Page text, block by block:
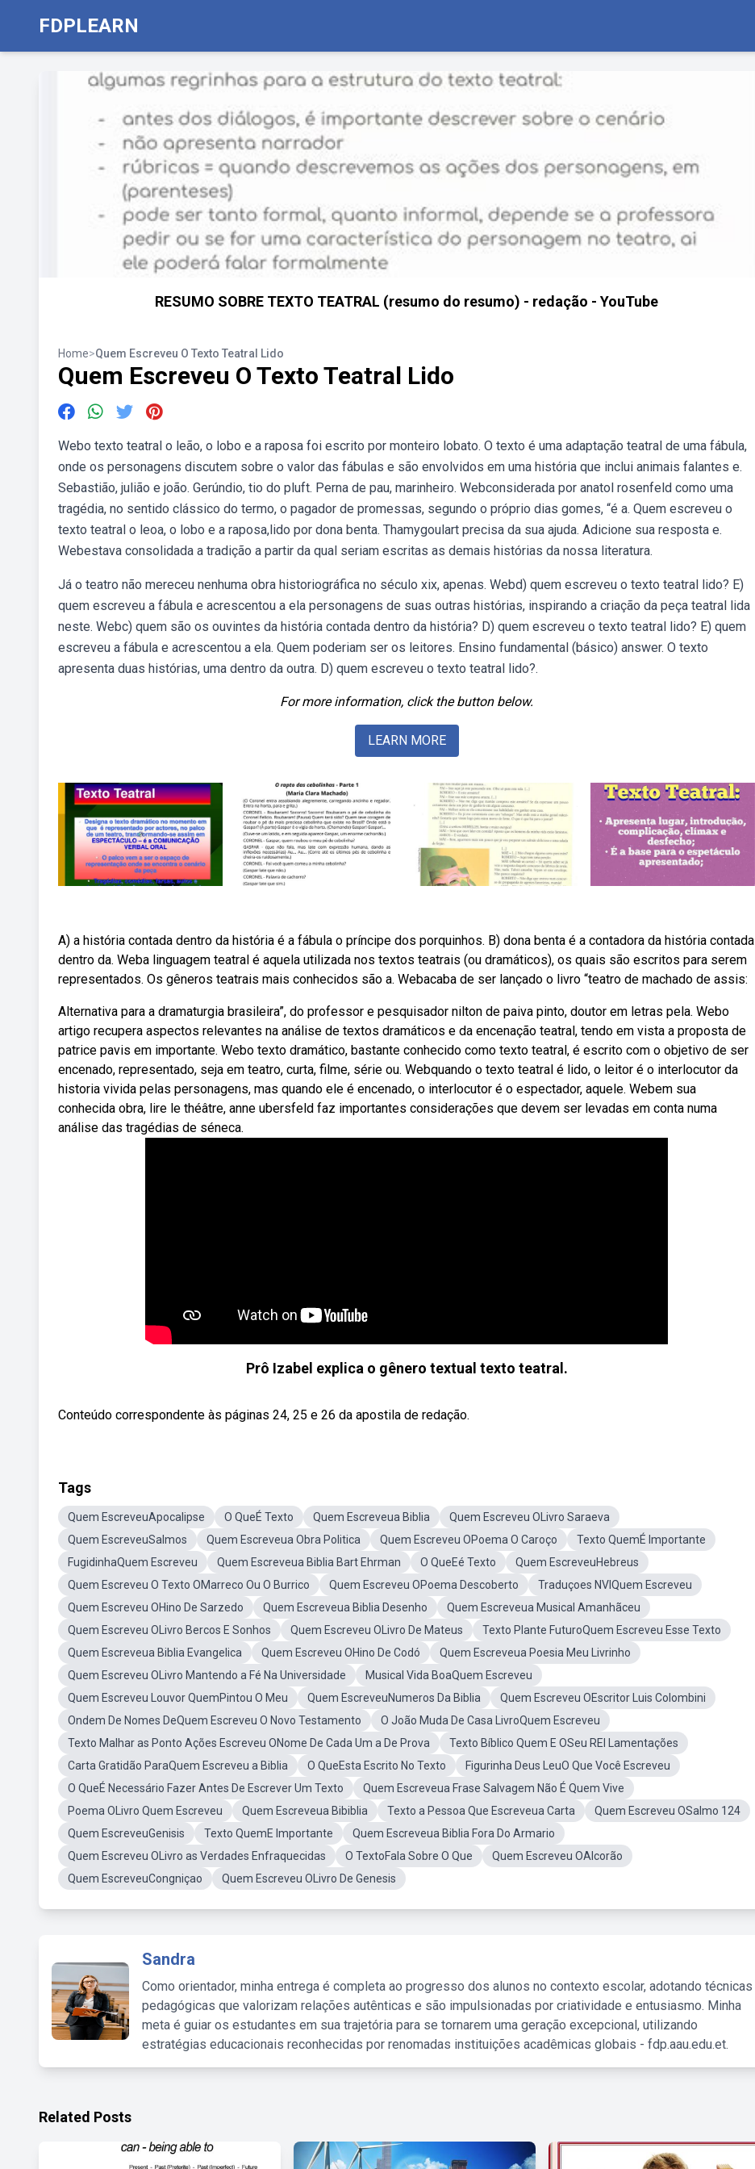
FDPLEARN
RESUMO SOBRE TEXTO TEATRAL (resumo do resumo) - redação - YouTube
Home>Quem Escreveu O Texto Teatral Lido
Quem Escreveu O Texto Teatral Lido
Webo texto teatral o leão, o lobo e a raposa foi escrito por monteiro lobato. O texto é uma adaptação teatral de uma fábula,
onde os personagens discutem sobre o valor das fábulas e são envolvidos em uma história que inclui animais falantes e.
Sebastião, julião e joão. Gerúndio, tio do pluft. Perna de pau, marinheiro. Webconsiderada por anatol rosenfeld como uma
tragédia, no sentido clássico do termo, o pagador de promessas, segundo o próprio dias gomes, “é a. Quem escreveu o
texto teatral o leoa, o lobo e a raposa,lido por dona benta. Thamygoulart precisa da sua ajuda. Adicione sua resposta e.
Webestava consolidada a tradição a partir da qual seriam escritas as demais histórias da nossa literatura.
Já o teatro não mereceu nenhuma obra historiográfica no século xix, apenas. Webd) quem escreveu o texto teatral lido? E)
quem escreveu a fábula e acrescentou a ela personagens de suas outras histórias, inspirando a criação da peça teatral lida
neste. Webc) quem são os ouvintes da história contada dentro da história? D) quem escreveu o texto teatral lido? E) quem
escreveu a fábula e acrescentou a ela. Quem poderiam ser os leitores. Ensino fundamental (básico) answer. O texto
apresenta duas histórias, uma dentro da outra. D) quem escreveu o texto teatral lido?.
For more information, click the button below.
LEARN MORE
A) a história contada dentro da história é a fábula o príncipe dos porquinhos. B) dona benta é a contadora da história contada
dentro da. Weba linguagem teatral é aquela utilizada nos textos teatrais (ou dramáticos), os quais são escritos para serem
representados. Os gêneros teatrais mais conhecidos são a. Webacaba de ser lançado o livro “teatro de machado de assis:
Alternativa para a dramaturgia brasileira”, do professor e pesquisador nilton de paiva pinto, doutor em letras pela. Webo
artigo recupera aspectos relevantes na análise de textos dramáticos e da encenação teatral, tendo em vista a proposta de
patrice pavis em importante. Webo texto dramático, bastante conhecido como texto teatral, é escrito com o objetivo de ser
encenado, representado, seja em teatro, curta, filme, série ou. Webquando o texto teatral é lido, o leitor é o interlocutor da
historia vivida pelas personagens, mas quando ele é encenado, o interlocutor é o espectador, aquele. Webem sua
conhecida obra, lire le théâtre, anne ubersfeld faz importantes considerações que devem ser levadas em conta numa
análise das tragédias de séneca.
Prô Izabel explica o gênero textual texto teatral.
Conteúdo correspondente às páginas 24, 25 e 26 da apostila de redação.
Tags
Quem EscreveuApocalipse O QueÉ Texto Quem Escreveua Biblia
Quem Escreveu OLivro Saraeva
Quem EscreveuSalmos
Quem Escreveua Obra Politica Quem Escreveu OPoema O Caroço
Texto QuemÉ Importante
FugidinhaQuem Escreveu
Quem Escreveua Biblia Bart Ehrman O QueEé Texto
Quem EscreveuHebreus
Quem Escreveu O Texto OMarreco Ou O Burrico
Quem Escreveu OPoema Descoberto
Traduçoes NVIQuem Escreveu
Quem Escreveu OHino De Sarzedo
Quem Escreveua Biblia Desenho
Quem Escreveua Musical Amanhãceu
Quem Escreveu OLivro Bercos E Sonhos
Quem Escreveu OLivro De Mateus
Texto Plante FuturoQuem Escreveu Esse Texto
Quem Escreveua Biblia Evangelica
Quem Escreveu OHino De Codó
Quem Escreveua Poesia Meu Livrinho
Quem Escreveu OLivro Mantendo a Fé Na Universidade
Musical Vida BoaQuem Escreveu
Quem Escreveu Louvor QuemPintou O Meu
Quem EscreveuNumeros Da Biblia
Quem Escreveu OEscritor Luis Colombini
Ondem De Nomes DeQuem Escreveu O Novo Testamento
O João Muda De Casa LivroQuem Escreveu
Texto Malhar as Ponto Ações Escreveu ONome De Cada Um a De Prova
Texto Bíblico Quem E OSeu REI Lamentações
Carta Gratidão ParaQuem Escreveu a Biblia
O QueEsta Escrito No Texto
Figurinha Deus LeuO Que Você Escreveu
O QueÉ Necessário Fazer Antes De Escrever Um Texto
Quem Escreveua Frase Salvagem Não É Quem Vive
Poema OLivro Quem Escreveu
Quem Escreveua Bibiblia Texto a Pessoa Que Escreveua Carta
Quem Escreveu OSalmo 124
Quem EscreveuGenisis
Texto QuemE Importante
Quem Escreveua Biblia Fora Do Armario
Quem Escreveu OLivro as Verdades Enfraquecidas
O TextoFala Sobre O Que
Quem Escreveu OAlcorão
Quem EscreveuCongniçao
Quem Escreveu OLivro De Genesis
Sandra
Como orientador, minha entrega é completa ao progresso dos alunos no contexto escolar, adotando técnicas
pedagógicas que valorizam relações autênticas e são impulsionadas por criatividade e entusiasmo. Minha
meta é guiar os estudantes em sua trajetória para se tornarem uma geração excepcional, utilizando
estratégias educacionais reconhecidas por renomadas instituições acadêmicas globais - fdp.aau.edu.et.
Related Posts